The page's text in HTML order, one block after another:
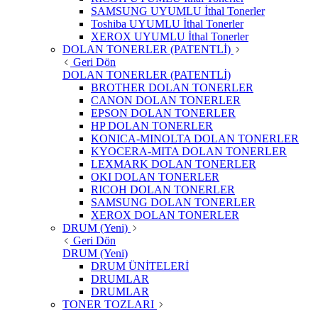
SAMSUNG UYUMLU İthal Tonerler
Toshiba UYUMLU İthal Tonerler
XEROX UYUMLU İthal Tonerler
DOLAN TONERLER (PATENTLİ)
Geri Dön
DOLAN TONERLER (PATENTLİ)
BROTHER DOLAN TONERLER
CANON DOLAN TONERLER
EPSON DOLAN TONERLER
HP DOLAN TONERLER
KONICA-MINOLTA DOLAN TONERLER
KYOCERA-MITA DOLAN TONERLER
LEXMARK DOLAN TONERLER
OKI DOLAN TONERLER
RICOH DOLAN TONERLER
SAMSUNG DOLAN TONERLER
XEROX DOLAN TONERLER
DRUM (Yeni)
Geri Dön
DRUM (Yeni)
DRUM ÜNİTELERİ
DRUMLAR
DRUMLAR
TONER TOZLARI